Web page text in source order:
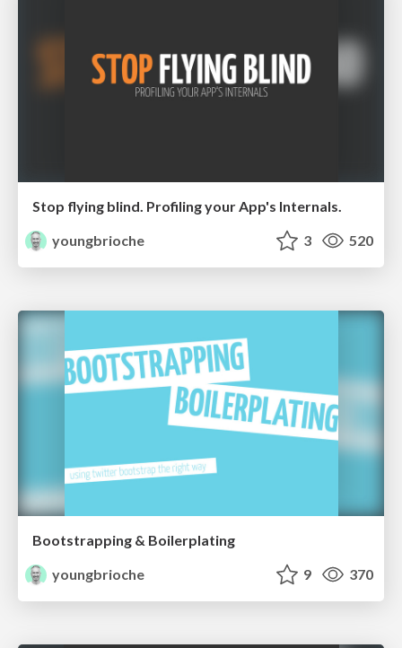
Stop flying blind. Profiling your App's Internals.
youngbrioche
3 520
Bootstrapping & Boilerplating
youngbrioche
9 370